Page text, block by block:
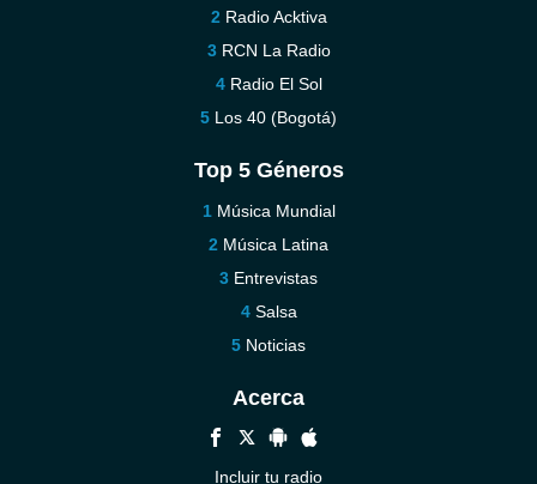
Radio Acktiva
RCN La Radio
Radio El Sol
Los 40 (Bogotá)
Top 5 Géneros
Música Mundial
Música Latina
Entrevistas
Salsa
Noticias
Acerca
Incluir tu radio